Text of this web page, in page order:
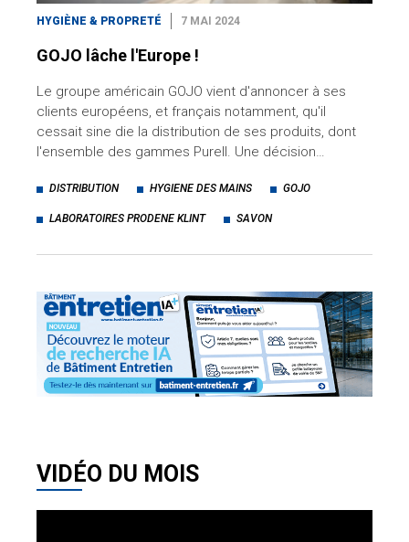
HYGIÈNE & PROPRETÉ 7 MAI 2024
GOJO lâche l'Europe !
Le groupe américain GOJO vient d'annoncer à ses
clients européens, et français notamment, qu'il
cessait sine die la distribution de ses produits, dont
l'ensemble des gammes Purell. Une décision…
DISTRIBUTION HYGIENE DES MAINS GOJO
LABORATOIRES PRODENE KLINT SAVON
VIDÉO DU MOIS